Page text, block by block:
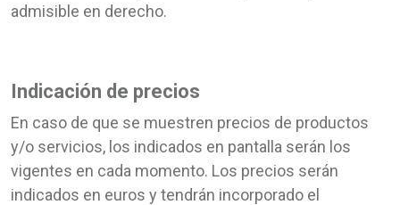
admisible en derecho.
Indicación de precios
En caso de que se muestren precios de productos
y/o servicios, los indicados en pantalla serán los
vigentes en cada momento. Los precios serán
indicados en euros y tendrán incorporado el